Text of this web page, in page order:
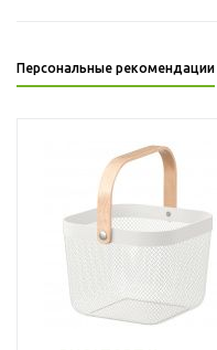
Персональные рекомендации